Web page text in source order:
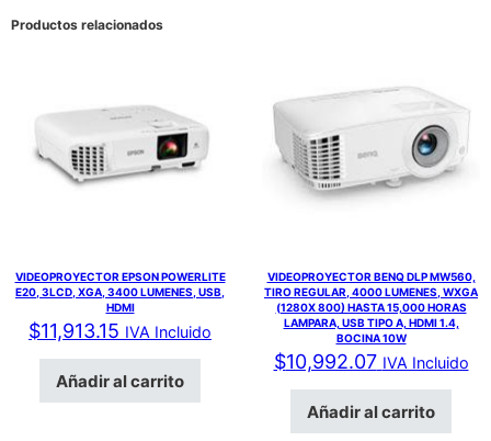
Productos relacionados
VIDEOPROYECTOR EPSON POWERLITE
E20, 3LCD, XGA, 3400 LUMENES, USB,
HDMI
$11,913.15 IVA Incluido
Añadir al carrito
VIDEOPROYECTOR BENQ DLP MW560,
TIRO REGULAR, 4000 LUMENES, WXGA
(1280X 800) HASTA 15,000 HORAS
LAMPARA, USB TIPO A, HDMI 1.4,
BOCINA 10W
$10,992.07 IVA Incluido
Añadir al carrito